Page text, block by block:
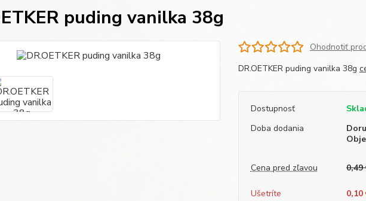
puding vanilka 38g
Ohodnotiť
DR.OETKER puding vanilka 38g
Dostupnosť
Doba dodania
Cena pred zľavou 0,49
Ušetríte 0,10